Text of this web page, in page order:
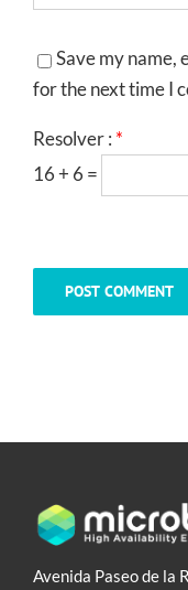
Save my name,
for the next time I
Resolver : *
16 + 6 =
Avenida Paseo de la